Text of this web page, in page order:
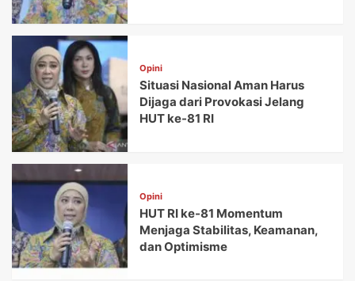
Opini
Situasi Nasional Aman Harus
Dijaga dari Provokasi Jelang
HUT ke-81 RI
Opini
HUT RI ke-81 Momentum
Menjaga Stabilitas, Keamanan,
dan Optimisme